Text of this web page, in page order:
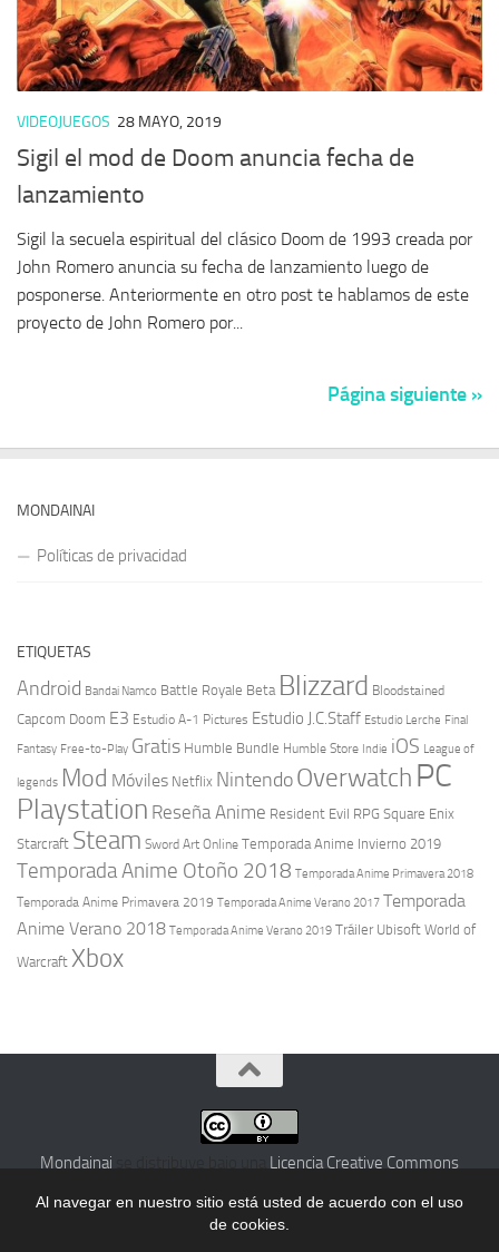
Al navegar en nuestro sitio está usted de acuerdo con el uso
de cookies.
VIDEOJUEGOS 28 MAYO, 2019
Sigil el mod de Doom anuncia fecha de
lanzamiento
Sigil la secuela espiritual del clásico Doom de 1993 creada por
John Romero anuncia su fecha de lanzamiento luego de
posponerse. Anteriormente en otro post te hablamos de este
proyecto de John Romero por...
Página siguiente »
MONDAINAI
Políticas de privacidad
ETIQUETAS
Android Bandai Namco Battle Royale Beta Blizzard Bloodstained
Capcom Doom E3 Estudio A-1 Pictures Estudio J.C.Staff Estudio Lerche Final
Fantasy Free-to-Play Gratis Humble Bundle Humble Store Indie iOS League of
legends Mod Móviles Netflix NintendoOverwatch PC
Playstation Reseña Anime Resident Evil RPG Square Enix
Starcraft Steam Sword Art Online Temporada Anime Invierno 2019
Temporada Anime Otoño 2018 Temporada Anime Primavera 2018
Temporada Anime Primavera 2019 Temporada Anime Verano 2017 Temporada
Anime Verano 2018 Temporada Anime Verano 2019 Tráiler Ubisoft World of
Warcraft Xbox
Mondainai
Licencia Creative Commons